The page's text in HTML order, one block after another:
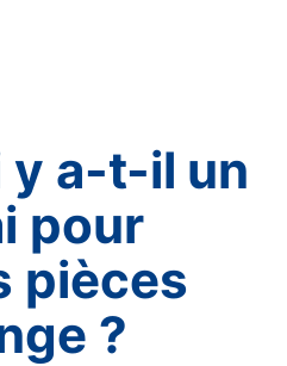
y a-t-il un
pour
pièces
?